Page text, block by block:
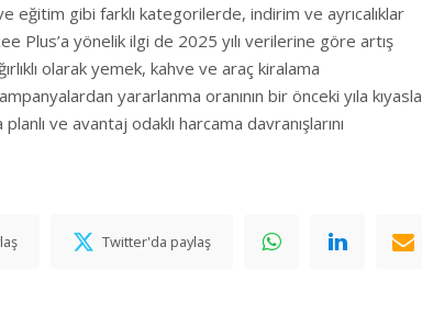
eğitim gibi farklı kategorilerde, indirim ve ayrıcalıklar
Plus’a yönelik ilgi de 2025 yılı verilerine göre artış
olarak yemek, kahve ve araç kiralama
yararlanma oranının bir önceki yıla kıyasla
ve avantaj odaklı harcama davranışlarını
Twitter'da paylaş